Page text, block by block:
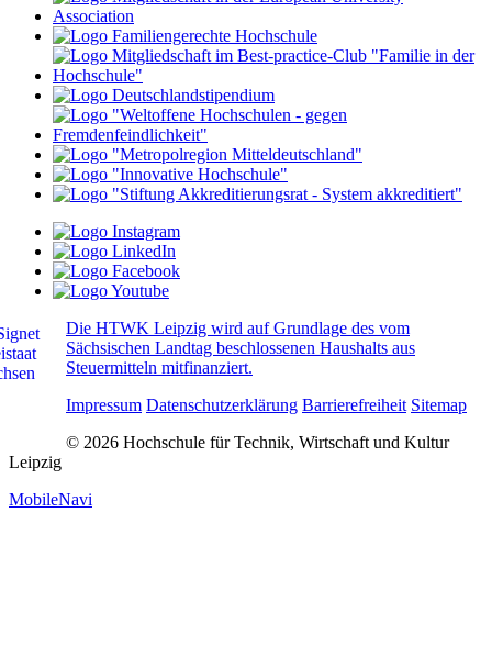
Die HTWK Leipzig wird auf Grundlage des vom
Sächsischen Landtag beschlossenen Haushalts aus
Steuermitteln mitfinanziert.
Impressum Datenschutzerklärung Barrierefreiheit Sitemap
© 2026 Hochschule für Technik, Wirtschaft und Kultur
Leipzig
MobileNavi